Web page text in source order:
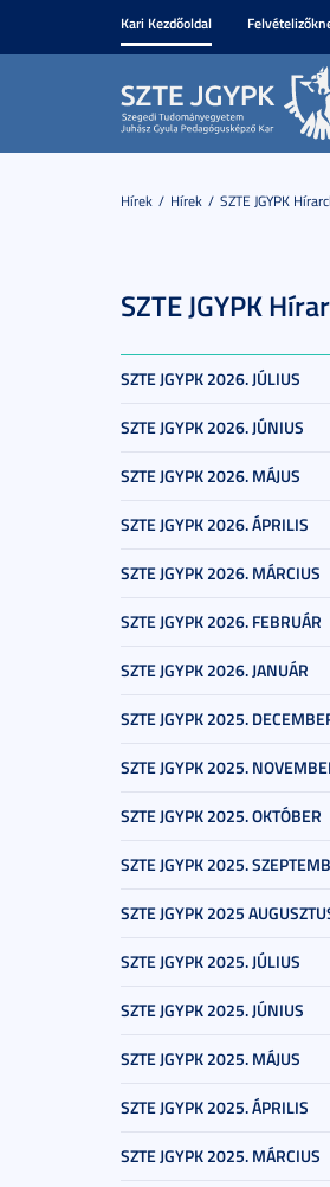
Kari Kezdőoldal
Hírek Hírek SZTE JGYPK
SZTE JGYPK
SZTE JGYPK 2026. JÚLIUS
SZTE JGYPK 2026. JÚNIUS
SZTE JGYPK 2026. MÁJUS
SZTE JGYPK 2026. ÁPRILIS
SZTE JGYPK 2026. MÁRCIUS
SZTE JGYPK 2026. FEBRUÁR
SZTE JGYPK 2026. JANUÁR
SZTE JGYPK 2025.
SZTE JGYPK 2025.
SZTE JGYPK 2025. OKTÓBER
SZTE JGYPK 2025.
SZTE JGYPK 2025
SZTE JGYPK 2025. JÚLIUS
SZTE JGYPK 2025. JÚNIUS
SZTE JGYPK 2025. MÁJUS
SZTE JGYPK 2025. ÁPRILIS
SZTE JGYPK 2025. MÁRCIUS